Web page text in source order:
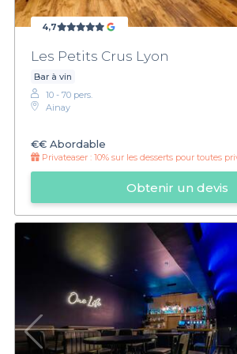
4,7
Les Petits Crus Lyon
Bar à vin
10 - 70 pers.
Ainay
€€ Abordable
Privateaser : 10% sur les desserts pour toutes privatisations
Obtenir un devis